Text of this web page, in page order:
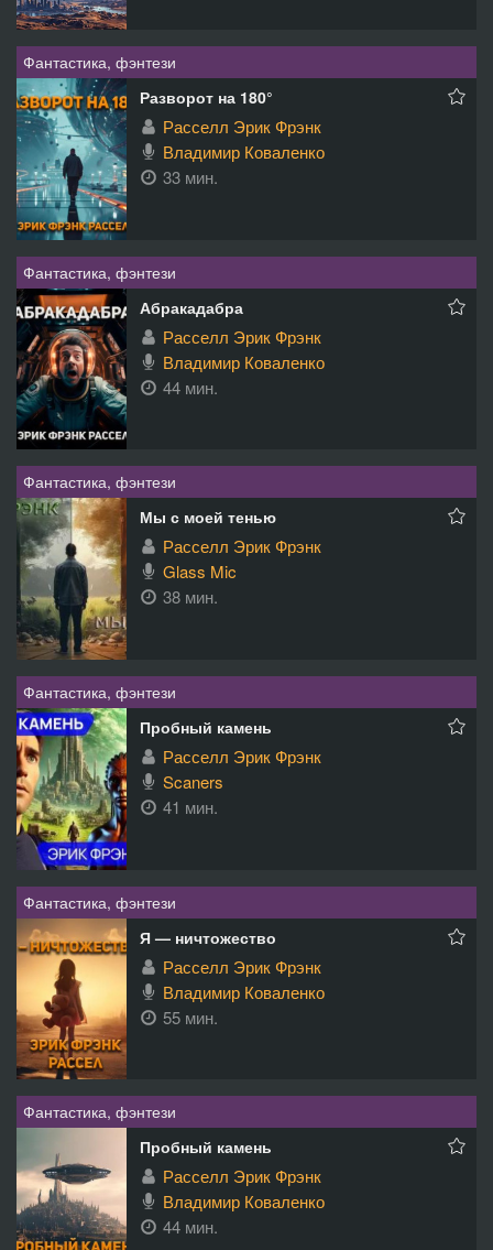
Фантастика, фэнтези
Разворот на 180°
Расселл Эрик Фрэнк
Владимир Коваленко
33 мин.
Фантастика, фэнтези
Абракадабра
Расселл Эрик Фрэнк
Владимир Коваленко
44 мин.
Фантастика, фэнтези
Мы с моей тенью
Расселл Эрик Фрэнк
Glass Mic
38 мин.
Фантастика, фэнтези
Пробный камень
Расселл Эрик Фрэнк
Scaners
41 мин.
Фантастика, фэнтези
Я — ничтожество
Расселл Эрик Фрэнк
Владимир Коваленко
55 мин.
Фантастика, фэнтези
Пробный камень
Расселл Эрик Фрэнк
Владимир Коваленко
44 мин.